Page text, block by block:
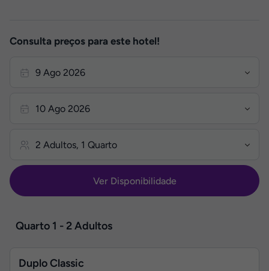
Consulta preços para este hotel!
Ver Disponibilidade
Quartos
Quarto 1 - 2 Adultos
Duplo Classic